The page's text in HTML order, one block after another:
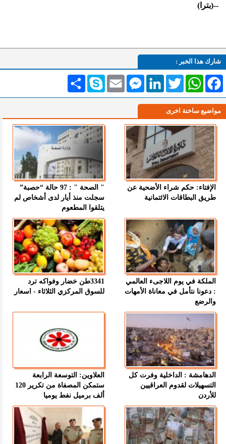
--(بترا)
شارك هذا الخبر :
انشر Skype Email
MessengerLinkedInTwitterWhatsAppFacebook
مواضيع ساخنة اخرى
الإفتاء: حكم شراء الأضحية عن
طريق البطاقات الائتمانية
" الصحة " : 97 حالة “حصبة”
سجلت منذ أيار لدى أشخاص لم
يتلقوا المطعوم
الملكة في يوم اللاجىء العالمي
: دعونا نتأمل في معاناة الأمهات
والرضع
3341طن خضار وفواكه ترد
للسوق المركزي الثلاثاء - اسعار
الدهامشة : الداخلية وفرت كل
التسهيلات لقدوم العراقيين
للأردن
العلاوين: التوسعة الرابعة
ستمكن المصفاة من تكرير 120
ألف برميل نفط يوميا